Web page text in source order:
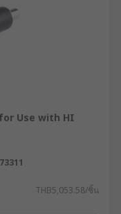
Use with HI
THB5,053.58/ชิ้น